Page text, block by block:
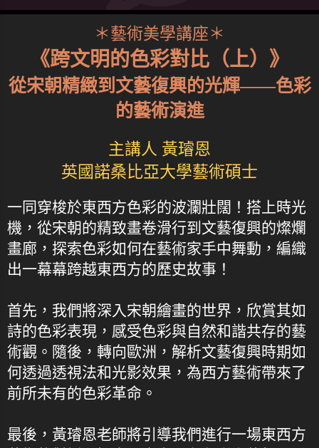
＊藝術美學講座＊
《跨文明的色彩對比（上）》
從宋朝精緻到文藝復興的光輝——色彩
的藝術演進
主講人 黃璿恩
英國諾桑比亞大學藝術碩士
一同穿梭於東西方色彩的波瀾壯闊！搭上時光
機，從宋朝的精致畫卷滑行到文藝復興的燦爛
畫廊，探索色彩如何在藝術家手中舞動，編織
出一幕幕跨越東西方的歷史故事！
首先，我們將深入宋朝繪畫的世界，欣賞其如
詩的色彩表現，感受色彩與自然和諧共存的藝
術觀。隨後，轉向歐洲，解析文藝復興時期如
何透過透視法和光影效果，為西方藝術帶來了
前所未有的色彩革命。
最後，黃璿恩老師將引導我們進行一場東西方